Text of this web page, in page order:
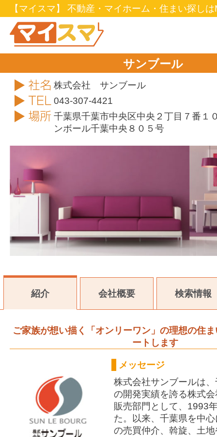
【マイスマ】 不動産・マイホーム・住まい探し
サンブール
社名
株式会社 サンブール
TEL
043-307-4421
住所
千葉県千葉市中央区中央２丁目７番
ンボール千葉中央８０５号
紹介 会社概要 検索情報
ご家族が想い描く「オンリーワン」の理想の住
ートします
メッセージ
株式会社サンブールは
の開発実績を誇る株式
販売部門として、1993
た。以来、千葉県を中
の売買仲介、斡旋、土